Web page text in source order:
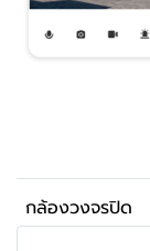
กล้องวงจรปิด